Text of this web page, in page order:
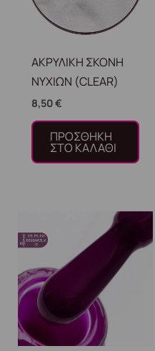
ΑΚΡΥΛΙΚΗ ΣΚΟΝΗ
ΝΥΧΙΩΝ (CLEAR)
8,50€
ΠΡΟΣΘΉΚΗ
ΣΤΟ ΚΑΛΆΘΙ